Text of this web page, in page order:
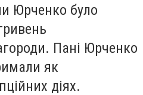
Юрченко було
Пані Юрченко
як
діях.